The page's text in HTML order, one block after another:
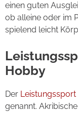
einen guten
ob alleine oder im
spielend leicht
Hobby
Der Leistungssport
genannt.